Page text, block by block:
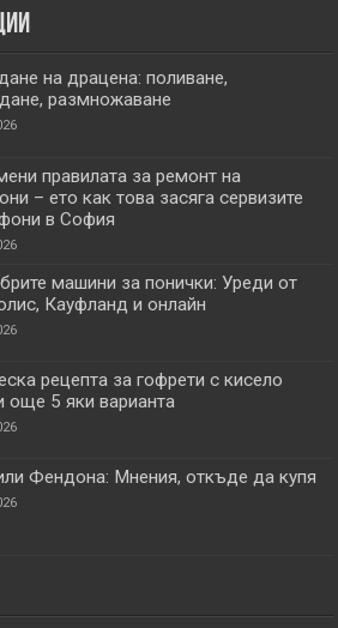
на драцена: поливане,
размножаване
правилата за ремонт на
– ето как това засяга сервизите
в София
машини за понички: Уреди от
Кауфланд и онлайн
рецепта за гофрети с кисело
още 5 яки варианта
Фендона: Мнения, откъде да купя